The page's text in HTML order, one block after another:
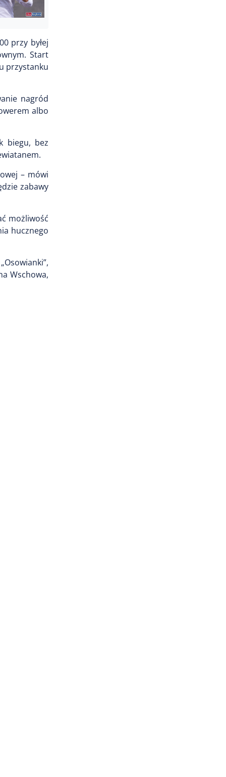
przy byłej
Start
przystanku
nagród
albo
biegu, bez
– mówi
zabawy
możliwość
hucznego
Wschowa,